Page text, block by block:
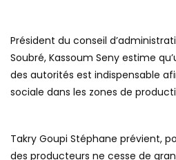
Président du conseil
Soubré, Kassoum Seny estime
des autorités est indispensable
sociale dans les zones de
Takry Goupi Stéphane prévient,
des producteurs ne cesse de